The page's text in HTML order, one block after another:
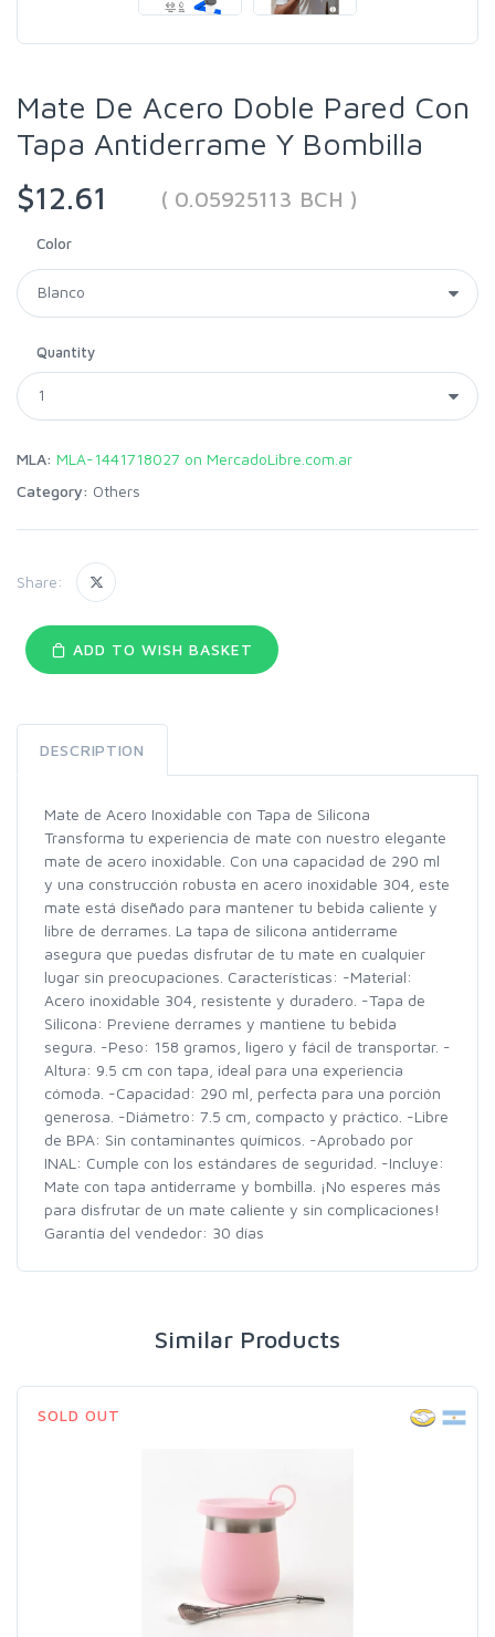
Mate De Acero Doble Pared Con
Tapa Antiderrame Y Bombilla
$12.61
( 0.05925113 BCH )
Color
Quantity
MLA: MLA-1441718027 on MercadoLibre.com.ar
Category: Others
Share:
ADD TO WISH BASKET
DESCRIPTION
Mate de Acero Inoxidable con Tapa de Silicona
Transforma tu experiencia de mate con nuestro elegante
mate de acero inoxidable. Con una capacidad de 290 ml
y una construcción robusta en acero inoxidable 304, este
mate está diseñado para mantener tu bebida caliente y
libre de derrames. La tapa de silicona antiderrame
asegura que puedas disfrutar de tu mate en cualquier
lugar sin preocupaciones. Características: -Material:
Acero inoxidable 304, resistente y duradero. -Tapa de
Silicona: Previene derrames y mantiene tu bebida
segura. -Peso: 158 gramos, ligero y fácil de transportar. -
Altura: 9.5 cm con tapa, ideal para una experiencia
cómoda. -Capacidad: 290 ml, perfecta para una porción
generosa. -Diámetro: 7.5 cm, compacto y práctico. -Libre
de BPA: Sin contaminantes químicos. -Aprobado por
INAL: Cumple con los estándares de seguridad. -Incluye:
Mate con tapa antiderrame y bombilla. ¡No esperes más
para disfrutar de un mate caliente y sin complicaciones!
Garantía del vendedor: 30 días
Similar Products
SOLD OUT